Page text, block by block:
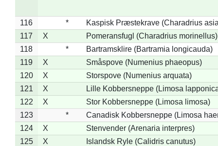
116 *
Kaspisk Præstekrave (Charadrius
117
X
Pomeransfugl (Charadrius morinellus)
118
*
Bartramsklire (Bartramia longicauda)
119
X
Småspove (Numenius phaeopus)
120
X
Storspove (Numenius arquata)
121
X
Lille Kobbersneppe (Limosa
122
X
Stor Kobbersneppe (Limosa limosa)
123
*
Canadisk Kobbersneppe (Limosa
124
X
Stenvender (Arenaria interpres)
125
X
Islandsk Ryle (Calidris canutus)